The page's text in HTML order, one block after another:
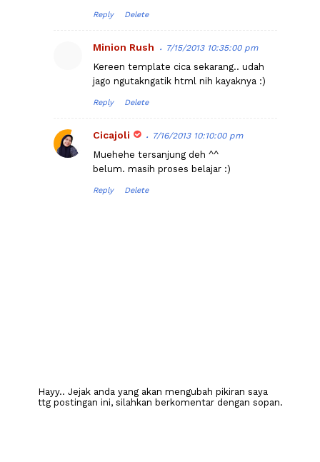
Reply Delete
Minion Rush 7/15/2013 10:35:00 pm
Kereen template cica sekarang.. udah
jago ngutakngatik html nih kayaknya :)
Reply Delete
Cicajoli 7/16/2013 10:10:00 pm
Muehehe tersanjung deh ^^
belum. masih proses belajar :)
Reply Delete
Hayy.. Jejak anda yang akan mengubah pikiran saya
ttg postingan ini, silahkan berkomentar dengan sopan.